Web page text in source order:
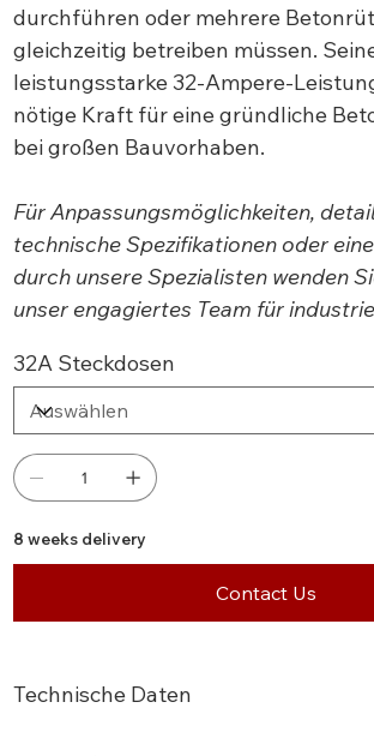
durchführen oder mehrere
gleichzeitig betreiben müssen.
leistungsstarke 32-Ampere-
nötige Kraft für eine gründliche
bei großen Bauvorhaben.
Für Anpassungsmöglichkeiten,
technische Spezifikationen oder
durch unsere Spezialisten wenden
unser engagiertes Team für
32A Steckdosen
8 weeks delivery
Contact Us
Technische Daten